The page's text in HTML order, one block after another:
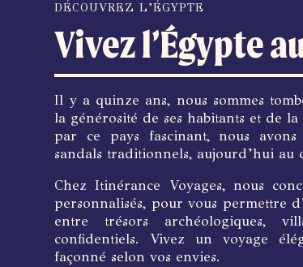
DÉCOUVREZ L’ÉGYPTE
Vivez l’Égypte
Il y a quinze ans, nous sommes
la générosité de ses habitants et de
par ce pays fascinant, nous
sandals traditionnels, aujourd’hui
Chez Itinérance Voyages, nous
personnalisés, pour vous permettre
entre trésors archéologiques,
confidentiels. Vivez un voyage
façonné selon vos envies.